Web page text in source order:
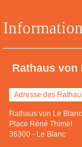
Rathaus von
Adresse des
Rathaus von Le Blanc
Place Réné Thimel
36300 - Le Blanc